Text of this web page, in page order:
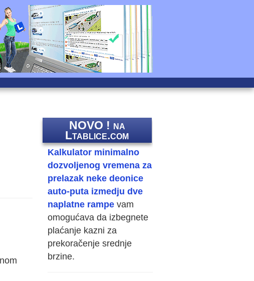
NOVO ! na
Ltablice.com
Kalkulator minimalno
dozvoljenog vremena za
prelazak neke deonice
auto-puta izmedju dve
naplatne rampe vam
omogućava da izbegnete
plaćanje kazni za
prekoračenje srednje
brzine.